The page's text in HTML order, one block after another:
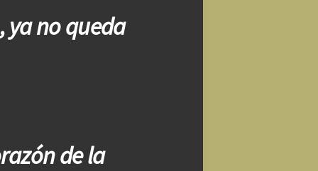
ya no queda
de la